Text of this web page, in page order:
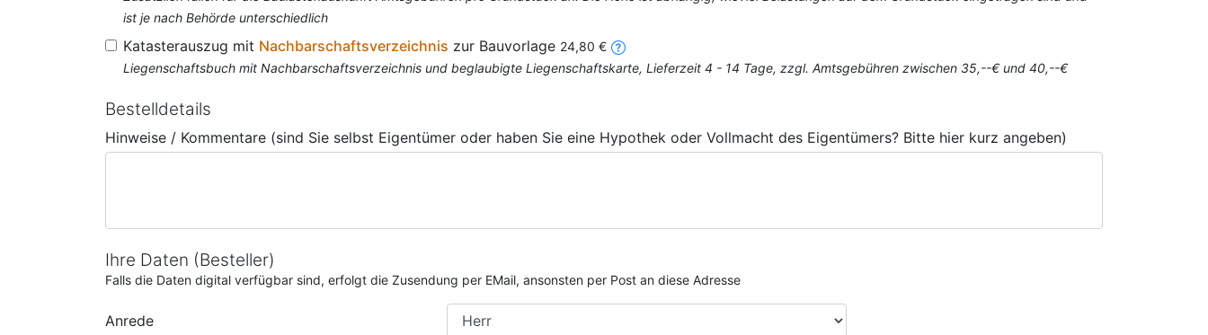
ist je nach Behörde unterschiedlich
Katasterauszug mit Nachbarschaftsverzeichnis zur Bauvorlage 24,80 €
Liegenschaftsbuch mit Nachbarschaftsverzeichnis und beglaubigte Liegenschaftskarte, Lieferzeit 4 - 14 Tage, zzgl. Amtsgebühren zwischen 35,--€ und 40,--€
Bestelldetails
Hinweise / Kommentare (sind Sie selbst Eigentümer oder haben Sie eine Hypothek oder Vollmacht des Eigentümers? Bitte hier kurz angeben)
Ihre Daten (Besteller)
Falls die Daten digital verfügbar sind, erfolgt die Zusendung per EMail, ansonsten per Post an diese Adresse
Anrede